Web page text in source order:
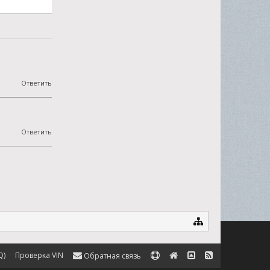
Ответить
Ответить
Проверка VIN Обратная связь